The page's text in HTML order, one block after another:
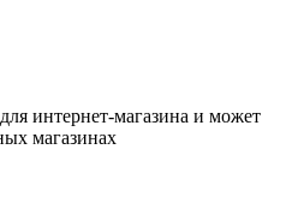
интернет-магазина и может
магазинах